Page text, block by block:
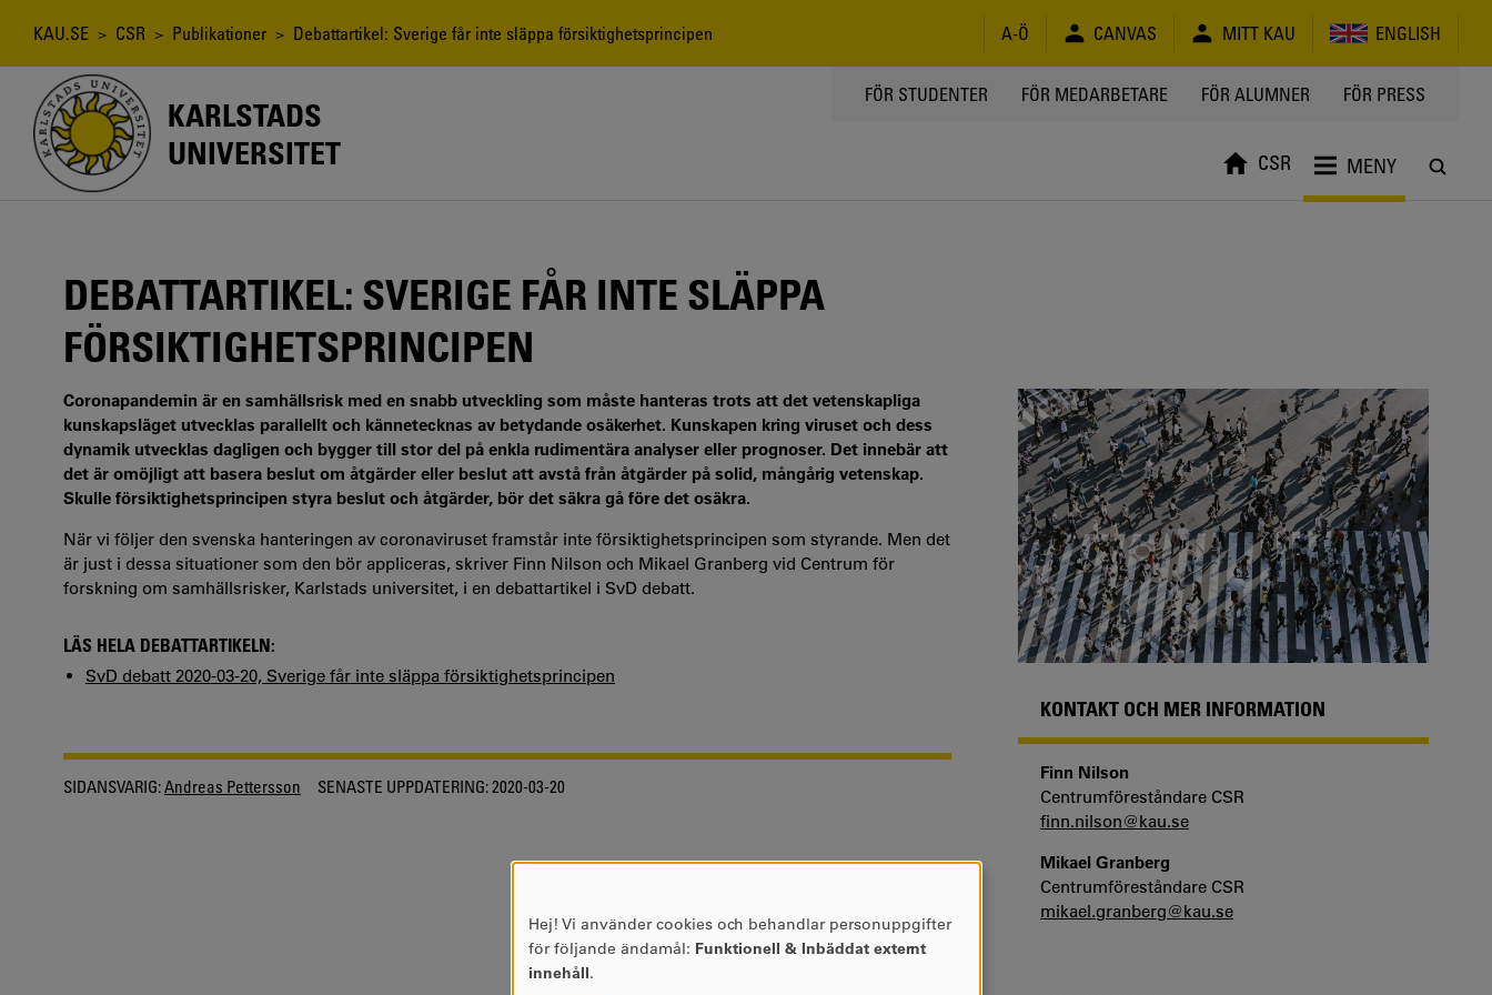
Länkstig
KAU.SE > CSR > Publikationer > Debattartikel: Sverige får inte släppa försiktighetsprincipen A-Ö CANVAS MITT KAU ENGLISH
KARLSTADS
UNIVERSITET
TOPPMENY
FÖR STUDENTER FÖR MEDARBETARE FÖR ALUMNER FÖR PRESS
CSR MENY
DEBATTARTIKEL: SVERIGE FÅR INTE SLÄPPA
FÖRSIKTIGHETSPRINCIPEN
Coronapandemin är en samhällsrisk med en snabb utveckling som måste hanteras trots att det vetenskapliga
kunskapsläget utvecklas parallellt och kännetecknas av betydande osäkerhet. Kunskapen kring viruset och dess
dynamik utvecklas dagligen och bygger till stor del på enkla rudimentära analyser eller prognoser. Det innebär att
det är omöjligt att basera beslut om åtgärder eller beslut att avstå från åtgärder på solid, mångårig vetenskap.
Skulle försiktighetsprincipen styra beslut och åtgärder, bör det säkra gå före det osäkra.
När vi följer den svenska hanteringen av coronaviruset framstår inte försiktighetsprincipen som styrande. Men det
är just i dessa situationer som den bör appliceras, skriver Finn Nilson och Mikael Granberg vid Centrum för
forskning om samhällsrisker, Karlstads universitet, i en debattartikel i SvD debatt.
LÄS HELA DEBATTARTIKELN:
SvD debatt 2020-03-20, Sverige får inte släppa försiktighetsprincipen
SIDANSVARIG: Andreas Pettersson SENASTE UPPDATERING:2020-03-20
KONTAKT OCH MER INFORMATION
Finn Nilson
Centrumföreståndare CSR
finn.nilson@kau.se
Mikael Granberg
Centrumföreståndare CSR
mikael.granberg@kau.se
ANVÄNDNING
AV
Hej! Vi använder cookies och behandlar personuppgifter
för följande ändamål: Funktionell & Inbäddat externt
innehåll.